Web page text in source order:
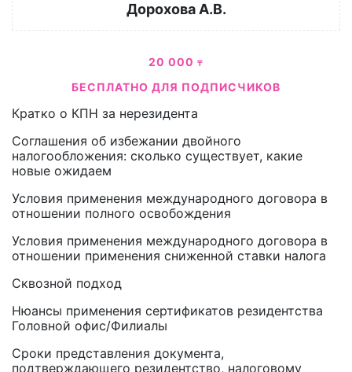
Дорохова А.В.
20 000 ₸
БЕСПЛАТНО ДЛЯ ПОДПИСЧИКОВ
Кратко о КПН за нерезидента
Соглашения об избежании двойного
налогообложения: сколько существует, какие
новые ожидаем
Условия применения международного договора в
отношении полного освобождения
Условия применения международного договора в
отношении применения сниженной ставки налога
Сквозной подход
Нюансы применения сертификатов резидентства
Головной офис/Филиалы
Сроки представления документа,
подтверждающего резидентство, налоговому